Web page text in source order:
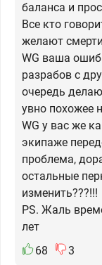
баланса и
Все кто
желают
WG ваша
разрабов с
очередь
увно похожее
WG у вас же
экипаже
проблема,
остальные
изменить???!!!
PS. Жаль
лет
68
3